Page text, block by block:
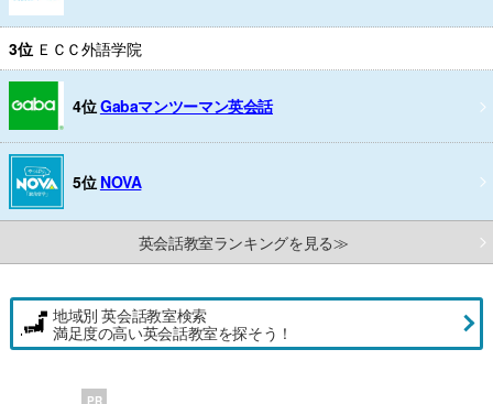
3位 ＥＣＣ外語学院
4位Gabaマンツーマン英会話
5位 NOVA
英会話教室ランキングを見る≫
地域別 英会話教室検索
満足度の高い英会話教室を探そう！
PR